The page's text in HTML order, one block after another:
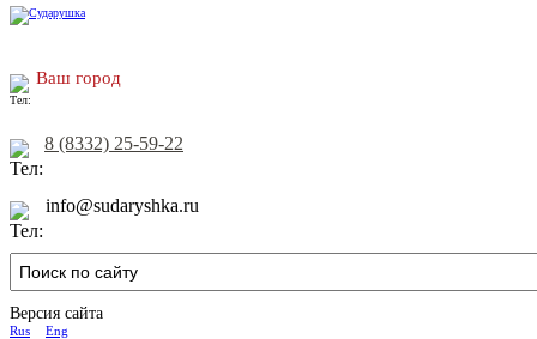
Ваш город
8 (8332) 25-59-22
info@sudaryshka.ru
Версия сайта
Rus Eng